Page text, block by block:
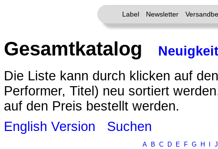
Label Newsletter
Gesamtkatalog
Die Liste kann durch klicken auf
Performer, Titel) neu sortiert
auf den Preis bestellt werden.
English Version
Suchen
A B C D E F G H J